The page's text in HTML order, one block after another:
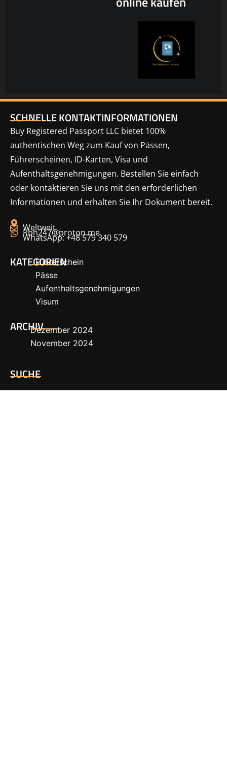
SCHNELLE KONTAKTINFORMATIONEN
Buy Registered Passport LLC bietet 100%
authentischen Weg zum Kauf von Pässen,
Führerscheinen, ID-Karten, Visa und
Aufenthaltsgenehmigungen. Bestellen Sie einfach
oder kontaktieren Sie uns mit den erforderlichen
Informationen und erhalten Sie Ihr Dokument bereit.
Weltweit
Rbh247@proton.me
WhatsApp: +48 579 340 579
KATEGORIEN
Führerschein
Pässe
Aufenthaltsgenehmigungen
Visum
ARCHIVDezember 2024
November 2024
SUCHE